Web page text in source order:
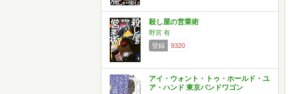
殺し屋の営業術
野宮 有
登録
9320
アイ・ウォント・トゥ・ホールド・ユ
ア・ハンド 東京バンドワゴン